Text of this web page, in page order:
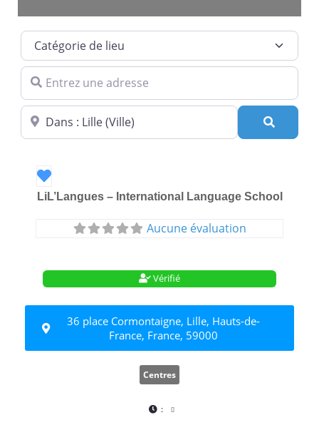
Catégorie de lieu
Entrez une adresse
Dans quelle ville ?
Favori
LiL’Langues – International Language School
Aucune évaluation
Vérifié
36 place Cormontaigne, Lille, Hauts-de-
France, France, 59000
Centres
: